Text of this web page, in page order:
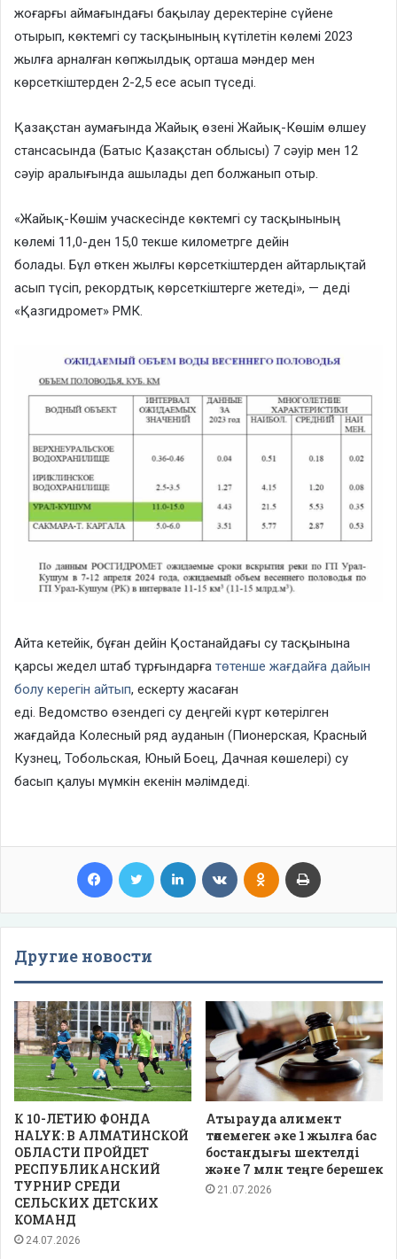
жоғарғы аймағындағы бақылау деректеріне сүйене
отырып, көктемгі су тасқынының күтілетін көлемі 2023
жылға арналған көпжылдық орташа мәндер мен
көрсеткіштерден 2-2,5 есе асып түседі.
Қазақстан аумағында Жайық өзені Жайық-Көшім өлшеу
стансасында (Батыс Қазақстан облысы) 7 сәуір мен 12
сәуір аралығында ашылады деп болжанып отыр.
«Жайық-Көшім учаскесінде көктемгі су тасқынының
көлемі 11,0-ден 15,0 текше километрге дейін
болады. Бұл өткен жылғы көрсеткіштерден айтарлықтай
асып түсіп, рекордтық көрсеткіштерге жетеді», — деді
«Қазгидромет» РМК.
Айта кетейік, бұған дейін Қостанайдағы су тасқынына
қарсы жедел штаб тұрғындарға төтенше жағдайға дайын
болу керегін айтып, ескерту жасаған
еді. Ведомство өзендегі су деңгейі күрт көтерілген
жағдайда Колесный ряд ауданын (Пионерская, Красный
Кузнец, Тобольская, Юный Боец, Дачная көшелері) су
басып қалуы мүмкін екенін мәлімдеді.
Facebook Twitter LinkedIn VKontakteOdnoklassniki
Другие новости
К 10-ЛЕТИЮ ФОНДА
HALYK: В АЛМАТИНСКОЙ
ОБЛАСТИ ПРОЙДЕТ
РЕСПУБЛИКАНСКИЙ
ТУРНИР СРЕДИ
СЕЛЬСКИХ ДЕТСКИХ
КОМАНД
24.07.2026
Атырауда алимент
төлемеген әке 1 жылға бас
бостандығы шектелді
және 7 млн теңге берешек
21.07.2026